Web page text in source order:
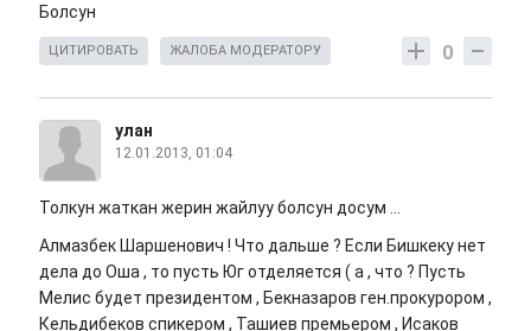
Болсун
0
ЦИТИРОВАТЬ ЖАЛОБА МОДЕРАТОРУ
улан
12.01.2013, 01:04
Толкун жаткан жерин жайлуу болсун досум ...
Алмазбек Шаршенович ! Что дальше ? Если Бишкеку нет
дела до Оша , то пусть Юг отделяется ( а , что ? Пусть
Мелис будет президентом , Бекназаров ген.прокурором ,
Кельдибеков спикером , Ташиев премьером , Исаков